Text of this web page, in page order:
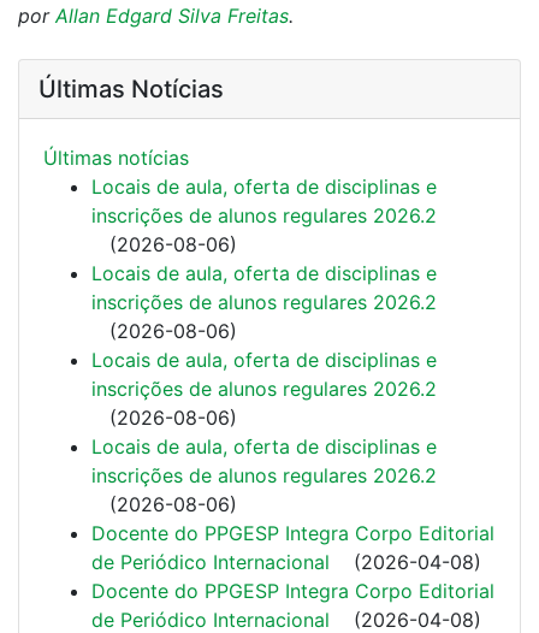
por Allan Edgard Silva Freitas.
Últimas Notícias
Últimas notí­cias
Locais de aula, oferta de disciplinas e
inscrições de alunos regulares 2026.2
(2026-08-06)
Locais de aula, oferta de disciplinas e
inscrições de alunos regulares 2026.2
(2026-08-06)
Locais de aula, oferta de disciplinas e
inscrições de alunos regulares 2026.2
(2026-08-06)
Locais de aula, oferta de disciplinas e
inscrições de alunos regulares 2026.2
(2026-08-06)
Docente do PPGESP Integra Corpo Editorial
de Periódico Internacional
(2026-04-08)
Docente do PPGESP Integra Corpo Editorial
de Periódico Internacional
(2026-04-08)